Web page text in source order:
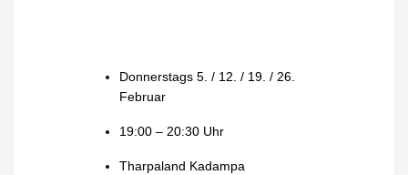
Donnerstags 5. / 12. / 19. / 26.
Februar
19:00 – 20:30 Uhr
Tharpaland Kadampa